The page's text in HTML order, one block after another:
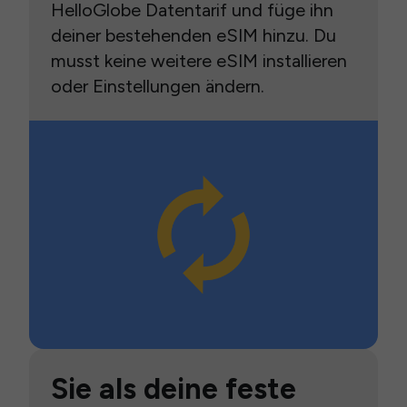
HelloGlobe Datentarif und füge ihn
deiner bestehenden eSIM hinzu. Du
musst keine weitere eSIM installieren
oder Einstellungen ändern.
Sie als deine feste